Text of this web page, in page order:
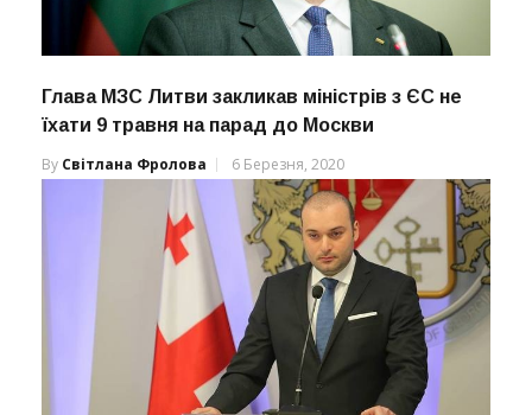
Глава МЗС Литви закликав міністрів з ЄС не
їхати 9 травня на парад до Москви
By Світлана Фролова 6 Березня, 2020